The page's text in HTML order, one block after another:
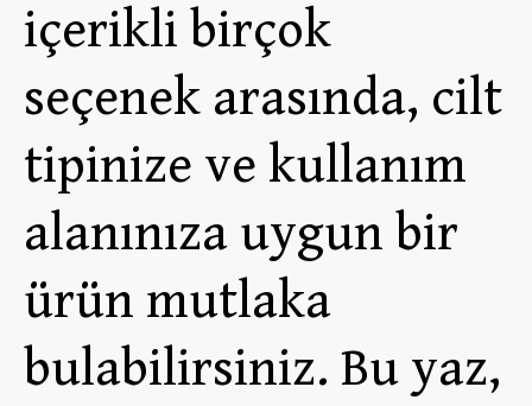
içerikli birçok
seçenek arasında, cilt
tipinize ve kullanım
alanınıza uygun bir
ürün mutlaka
bulabilirsiniz. Bu yaz,